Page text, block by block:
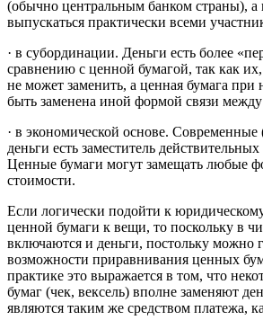
(обычно центральным банком страны), а
выпускаться практически всеми
· в субординации. Деньги есть более
сравнению с ценной бумагой, так как
не может заменить, а ценная бумага при
быть заменена иной формой связи
· в экономической основе.
деньги есть заместитель
Ценные бумаги могут замещать любые
стоимости.
Если логически подойти к
ценной бумаги к вещи, то поскольку в
включаются и деньги, постольку можно
возможности приравнивания ценных
практике это выражается в том, что
бумаг (чек, вексель) вполне заменяют
являются таким же средством платежа,